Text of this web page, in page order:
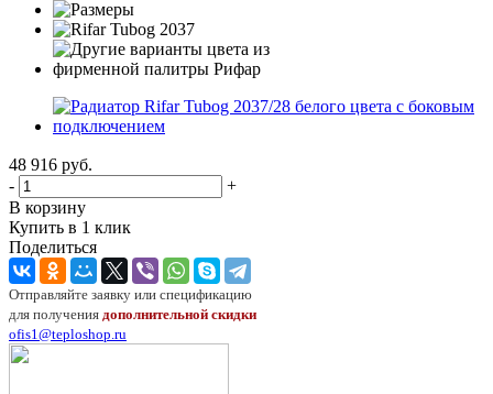
48 916 руб.
-
+
В корзину
Купить в 1 клик
Поделиться
Отправляйте заявку или спецификацию
для получения дополнительной скидки
ofis1@teploshop.ru